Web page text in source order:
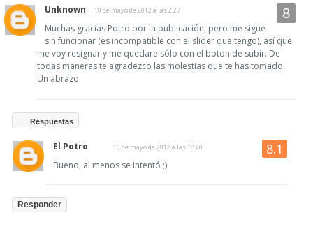
Unknown 10 de mayo de 2012 a las 2:27
Muchas gracias Potro por la publicación, pero me sigue
sin funcionar (es incompatible con el slider que tengo), así que
me voy resignar y me quedare sólo con el boton de subir. De
todas maneras te agradezco las molestias que te has tomado.
Un abrazo
Respuestas
El Potro 10 de mayo de 2012 a las 18:40
Bueno, al menos se intentó ;)
Responder